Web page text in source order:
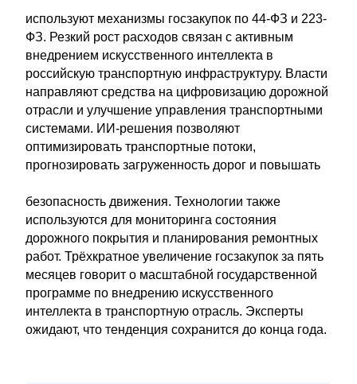
используют механизмы госзакупок по 44-ФЗ и 223-
ФЗ. Резкий рост расходов связан с активным
внедрением искусственного интеллекта в
российскую транспортную инфраструктуру. Власти
направляют средства на цифровизацию дорожной
отрасли и улучшение управления транспортными
системами. ИИ-решения позволяют
оптимизировать транспортные потоки,
прогнозировать загруженность дорог и повышать
безопасность движения. Технологии также
используются для мониторинга состояния
дорожного покрытия и планирования ремонтных
работ. Трёхкратное увеличение госзакупок за пять
месяцев говорит о масштабной государственной
программе по внедрению искусственного
интеллекта в транспортную отрасль. Эксперты
ожидают, что тенденция сохранится до конца года.